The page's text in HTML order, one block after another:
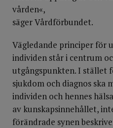
vården«,
säger Vårdförbundet.
Vägledande principer för
individen står i centrum
utgångspunkten. I stället
sjukdom och diagnos ska
individen och hennes
av kunskapsinnehållet,
förändrade synen